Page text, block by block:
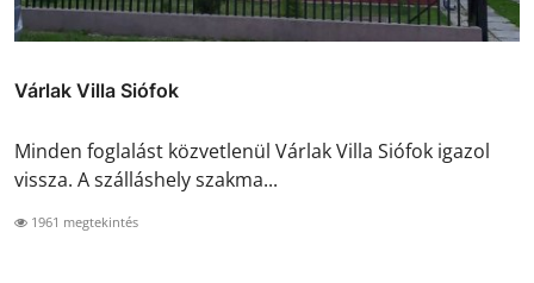
Várlak Villa Siófok
Minden foglalást közvetlenül Várlak Villa Siófok igazol
vissza. A szálláshely szakma...
1961 megtekintés